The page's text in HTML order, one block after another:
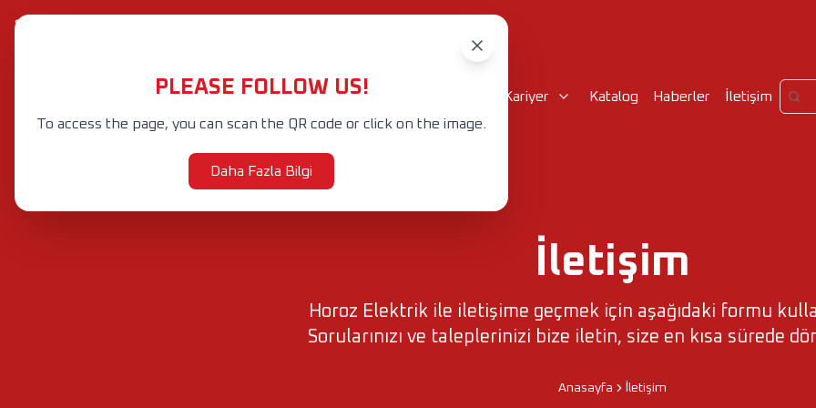
Ürünler
Yeni
Kariyer Katalog Haberler İletişim
PLEASE FOLLOW US!
To access the page, you can scan the QR code or click on the image.
Daha Fazla Bilgi
İletişim
Horoz Elektrik ile iletişime geçmek için aşağıdaki formu
Sorularınızı ve taleplerinizi bize iletin, size en kısa sürede
Anasayfa İletişim